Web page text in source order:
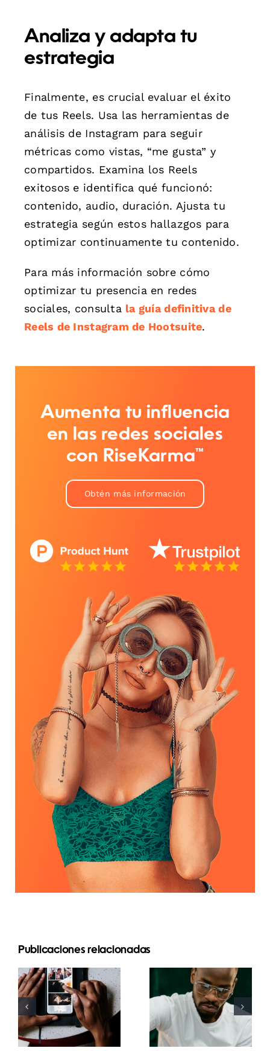
Analiza y adapta tu
estrategia
Finalmente, es crucial evaluar el éxito
de tus Reels. Usa las herramientas de
análisis de Instagram para seguir
métricas como vistas, “me gusta” y
compartidos. Examina los Reels
exitosos e identifica qué funcionó:
contenido, audio, duración. Ajusta tu
estrategia según estos hallazgos para
optimizar continuamente tu contenido.
Para más información sobre cómo
optimizar tu presencia en redes
sociales, consulta la guía definitiva de
Reels de Instagram de Hootsuite.
Aumenta tu influencia
en las redes sociales
con RiseKarma™
Obtén más información
Publicaciones relacionadas
Las mejores
apps para
animar fotos
y crear
publicaciones
atractivas
mejores
estrategias
avanzadas
para mejorar
la
comprensión